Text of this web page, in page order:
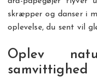
skræpper og danser i
oplevelse, du sent vil
Oplev
samvittighed